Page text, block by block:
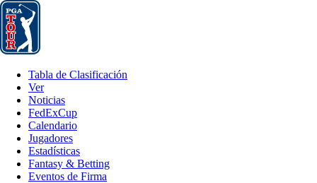
Tabla de Clasificación
Tabla de Clasificación
Ver
Noticias
FedExCup
Calendario
Jugadores
Estadísticas
Fantasy & Betting
Eventos de Firma